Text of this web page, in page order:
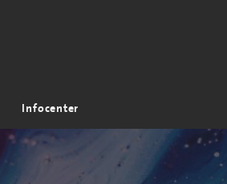
Infocenter